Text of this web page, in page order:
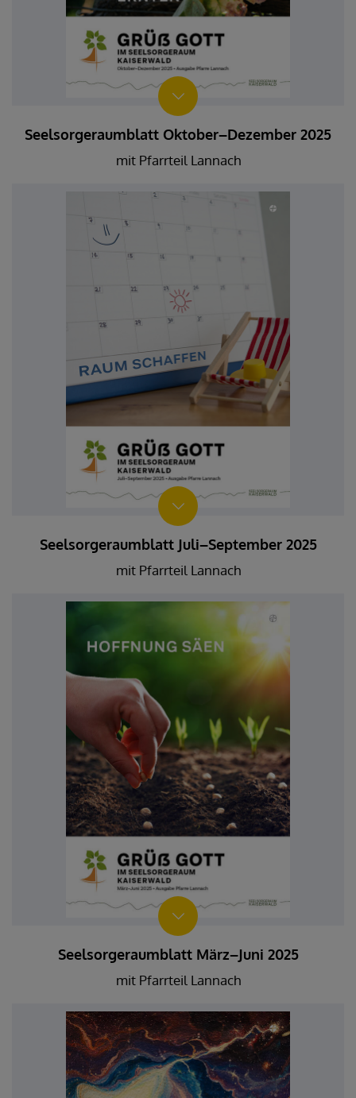
Seelsorgeraumblatt Oktober–Dezember 2025
mit Pfarrteil Lannach
Seelsorgeraumblatt Juli–September 2025
mit Pfarrteil Lannach
Seelsorgeraumblatt März–Juni 2025
mit Pfarrteil Lannach